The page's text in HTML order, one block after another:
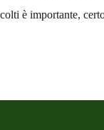
è importante,